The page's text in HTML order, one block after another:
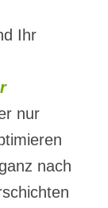
Ihr
nur
nach